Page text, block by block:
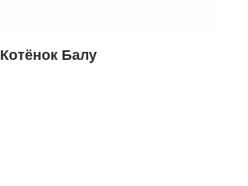
Котёнок Балу